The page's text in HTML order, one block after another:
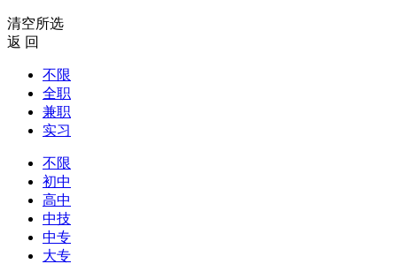
清空所选
返 回
不限
全职
兼职
实习
不限
初中
高中
中技
中专
大专